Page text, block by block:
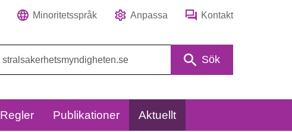
Minoritetsspråk Anpassa Kontakt
Sök
Regler Publikationer Aktuellt